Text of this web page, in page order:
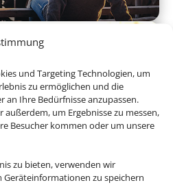
und Targeting Technologien, um
zu ermöglichen und die
an Ihre Bedürfnisse anzupassen.
außerdem, um Ergebnisse zu messen,
Besucher kommen oder um unsere
zu bieten, verwenden wir
Geräteinformationen zu speichern